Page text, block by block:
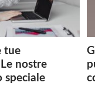
tue
nostre
speciale